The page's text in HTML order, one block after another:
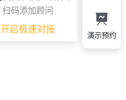
扫码添加顾问
开启极速对接 演示预约